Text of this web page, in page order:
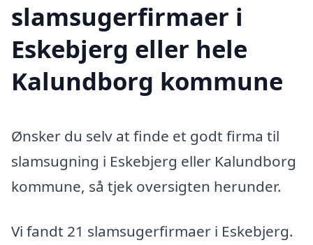
slamsugerfirmaer i
Eskebjerg eller hele
Kalundborg kommune
Ønsker du selv at finde et godt firma til
slamsugning i Eskebjerg eller Kalundborg
kommune, så tjek oversigten herunder.
Vi fandt 21 slamsugerfirmaer i Eskebjerg.